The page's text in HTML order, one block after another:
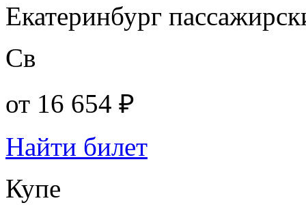
Екатеринбург
Св
от 16 654 ₽
Найти билет
Купе